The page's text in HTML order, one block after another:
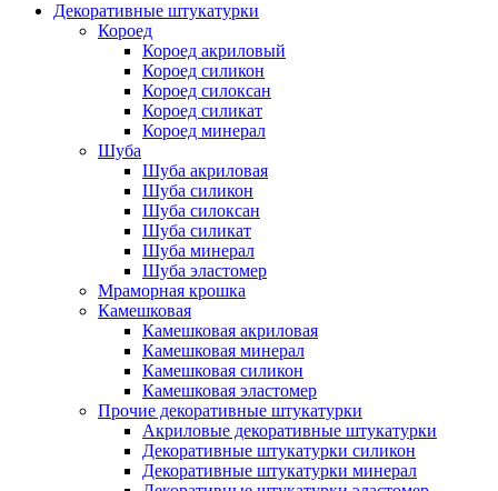
Декоративные штукатурки
Короед
Короед акриловый
Короед силикон
Короед силоксан
Короед силикат
Короед минерал
Шуба
Шуба акриловая
Шуба силикон
Шуба силоксан
Шуба силикат
Шуба минерал
Шуба эластомер
Мраморная крошка
Камешковая
Камешковая акриловая
Камешковая минерал
Камешковая силикон
Камешковая эластомер
Прочие декоративные штукатурки
Акриловые декоративные штукатурки
Декоративные штукатурки силикон
Декоративные штукатурки минерал